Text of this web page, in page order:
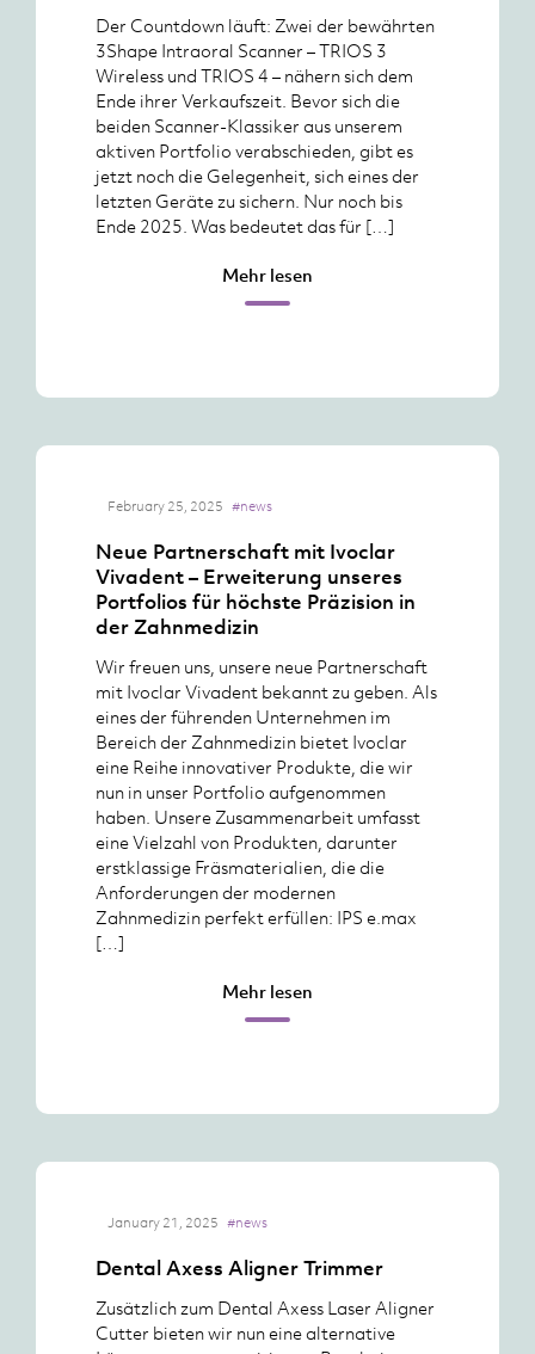
Der Countdown läuft: Zwei der bewährten
3Shape Intraoral Scanner – TRIOS 3
Wireless und TRIOS 4 – nähern sich dem
Ende ihrer Verkaufszeit. Bevor sich die
beiden Scanner-Klassiker aus unserem
aktiven Portfolio verabschieden, gibt es
jetzt noch die Gelegenheit, sich eines der
letzten Geräte zu sichern. Nur noch bis
Ende 2025. Was bedeutet das für […]
Mehr lesen
February 25, 2025 #news
Neue Partnerschaft mit Ivoclar
Vivadent – Erweiterung unseres
Portfolios für höchste Präzision in
der Zahnmedizin
Wir freuen uns, unsere neue Partnerschaft
mit Ivoclar Vivadent bekannt zu geben. Als
eines der führenden Unternehmen im
Bereich der Zahnmedizin bietet Ivoclar
eine Reihe innovativer Produkte, die wir
nun in unser Portfolio aufgenommen
haben. Unsere Zusammenarbeit umfasst
eine Vielzahl von Produkten, darunter
erstklassige Fräsmaterialien, die die
Anforderungen der modernen
Zahnmedizin perfekt erfüllen: IPS e.max
[…]
Mehr lesen
January 21, 2025 #news
Dental Axess Aligner Trimmer
Zusätzlich zum Dental Axess Laser Aligner
Cutter bieten wir nun eine alternative